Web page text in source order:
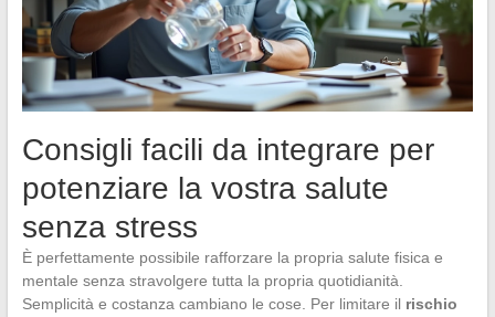
Consigli facili da integrare per
potenziare la vostra salute
senza stress
È perfettamente possibile rafforzare la propria salute fisica e
mentale senza stravolgere tutta la propria quotidianità.
Semplicità e costanza cambiano le cose. Per limitare il rischio